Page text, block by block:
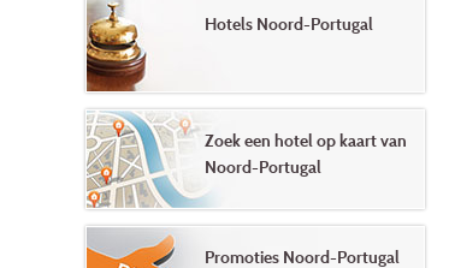
Hotels Noord-Portugal
Zoek een hotel op kaart van
Noord-Portugal
Promoties Noord-Portugal